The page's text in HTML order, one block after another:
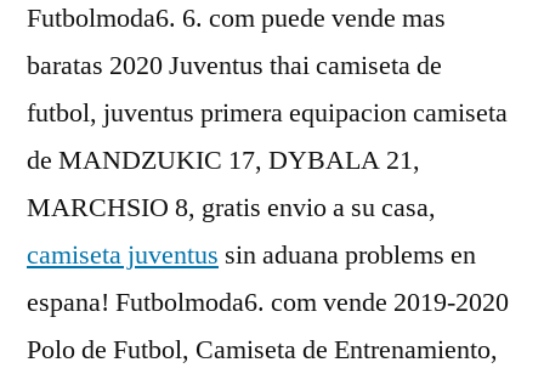
Futbolmoda6. 6. com puede vende mas
baratas 2020 Juventus thai camiseta de
futbol, juventus primera equipacion camiseta
de MANDZUKIC 17, DYBALA 21,
MARCHSIO 8, gratis envio a su casa,
camiseta juventus sin aduana problems en
espana! Futbolmoda6. com vende 2019-2020
Polo de Futbol, Camiseta de Entrenamiento,